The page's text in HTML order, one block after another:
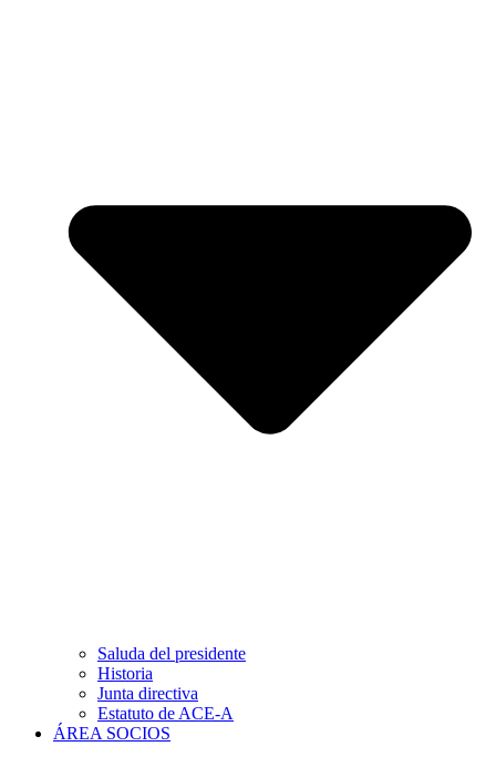
Saluda del presidente
Historia
Junta directiva
Estatuto de ACE-A
ÁREA SOCIOS